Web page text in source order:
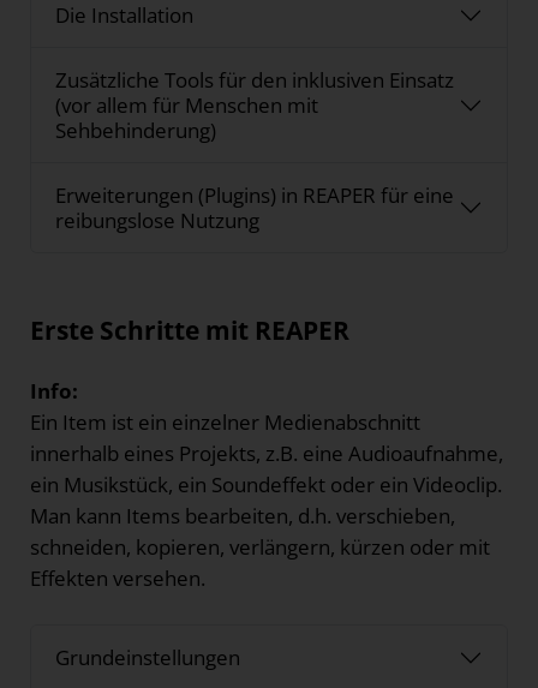
Die Installation
Zusätzliche Tools für den inklusiven Einsatz
(vor allem für Menschen mit
Sehbehinderung)
Erweiterungen (Plugins) in REAPER für eine
reibungslose Nutzung
Erste Schritte mit REAPER
Info:
Ein Item ist ein einzelner Medienabschnitt
innerhalb eines Projekts, z.B. eine Audioaufnahme,
ein Musikstück, ein Soundeffekt oder ein Videoclip.
Man kann Items bearbeiten, d.h. verschieben,
schneiden, kopieren, verlängern, kürzen oder mit
Effekten versehen.
Grundeinstellungen